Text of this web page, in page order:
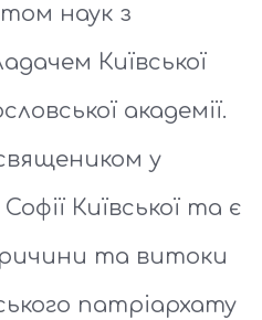
наук з
Київської
академії.
у
Київської та є
та витоки
патріархату